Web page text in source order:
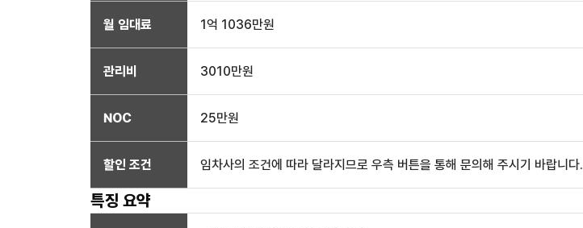
월 임대료 1억 1036만원
관리비 3010만원
NOC 25만원
할인 조건 임차사의 조건에 따라 달라지므로 우측 버튼을 통해 문의해 주시기 바랍니다.
특징 요약